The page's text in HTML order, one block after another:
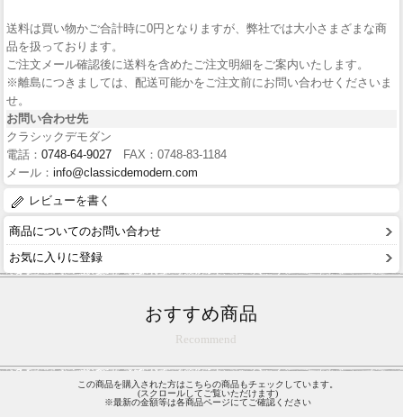
送料は買い物かご合計時に0円となりますが、弊社では大小さまざまな商
品を扱っております。
ご注文メール確認後に送料を含めたご注文明細をご案内いたします。
※離島につきましては、配送可能かをご注文前にお問い合わせくださいま
せ。
お問い合わせ先
クラシックデモダン
電話： 0748-64-9027 FAX：0748-83-1184
メール： info@classicdemodern.com
レビューを書く
商品についてのお問い合わせ
お気に入りに登録
おすすめ商品
Recommend
この商品を購入された方はこちらの商品もチェックしています。
(スクロールしてご覧いただけます)
※最新の金額等は各商品ページにてご確認ください